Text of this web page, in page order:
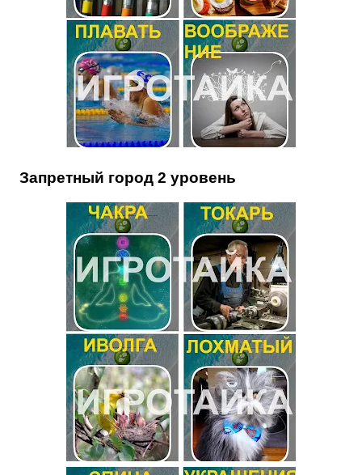
Запретный город 2 уровень